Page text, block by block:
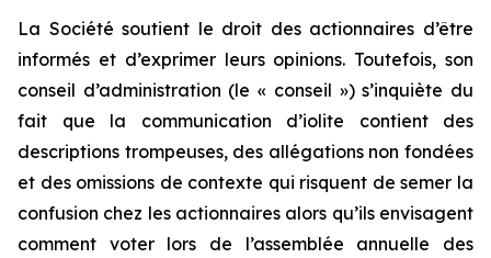
La Société soutient le droit des actionnaires d’être
informés et d’exprimer leurs opinions. Toutefois, son
conseil d’administration (le « conseil ») s’inquiète du
fait que la communication d’iolite contient des
descriptions trompeuses, des allégations non fondées
et des omissions de contexte qui risquent de semer la
confusion chez les actionnaires alors qu’ils envisagent
comment voter lors de l’assemblée annuelle des